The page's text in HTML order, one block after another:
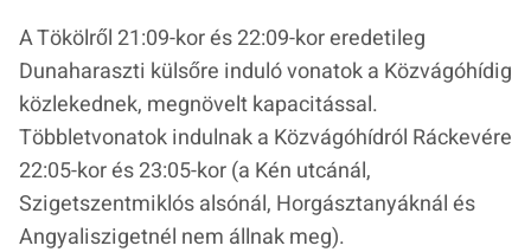
A Tökölről 21:09-kor és 22:09-kor eredetileg
Dunaharaszti külsőre induló vonatok a Közvágóhídig
közlekednek, megnövelt kapacitással.
Többletvonatok indulnak a Közvágóhídról Ráckevére
22:05-kor és 23:05-kor (a Kén utcánál,
Szigetszentmiklós alsónál, Horgásztanyáknál és
Angyaliszigetnél nem állnak meg).